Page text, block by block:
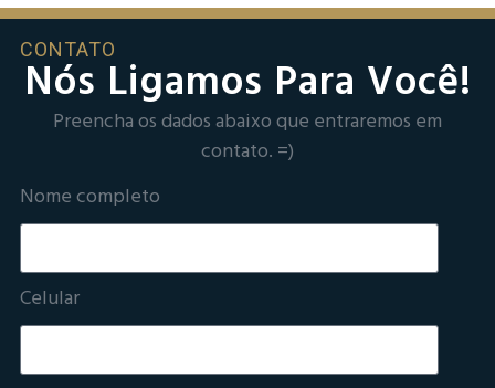
CONTATO
Nós Ligamos Para Você!
Preencha os dados abaixo que entraremos em
contato. =)
Nome completo
Celular